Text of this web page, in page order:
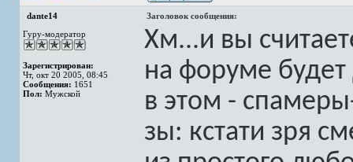
dante14
Заголовок сообщения:
Гуру-модератор
Зарегистрирован:
Чт, окт 20 2005, 08:45
Сообщения: 1651
Пол: Мужской
Хм...и вы
на форуме будет
в этом -
зы: кстати зря